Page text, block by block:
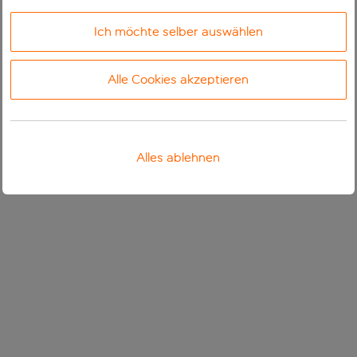
Ich möchte selber auswählen
Alle Cookies akzeptieren
Alles ablehnen